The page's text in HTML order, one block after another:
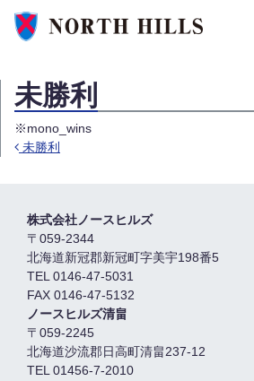
未勝利
※mono_wins
未勝利
株式会社ノースヒルズ
〒059-2344
北海道新冠郡新冠町字美宇198番5
TEL 0146-47-5031
FAX 0146-47-5132
ノースヒルズ清畠
〒059-2245
北海道沙流郡日高町清畠237-12
TEL 01456-7-2010